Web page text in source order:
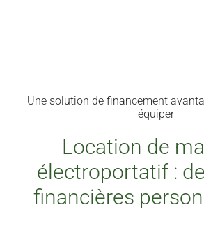
Une solution de financement
équiper
Location de
électroportatif :
financières